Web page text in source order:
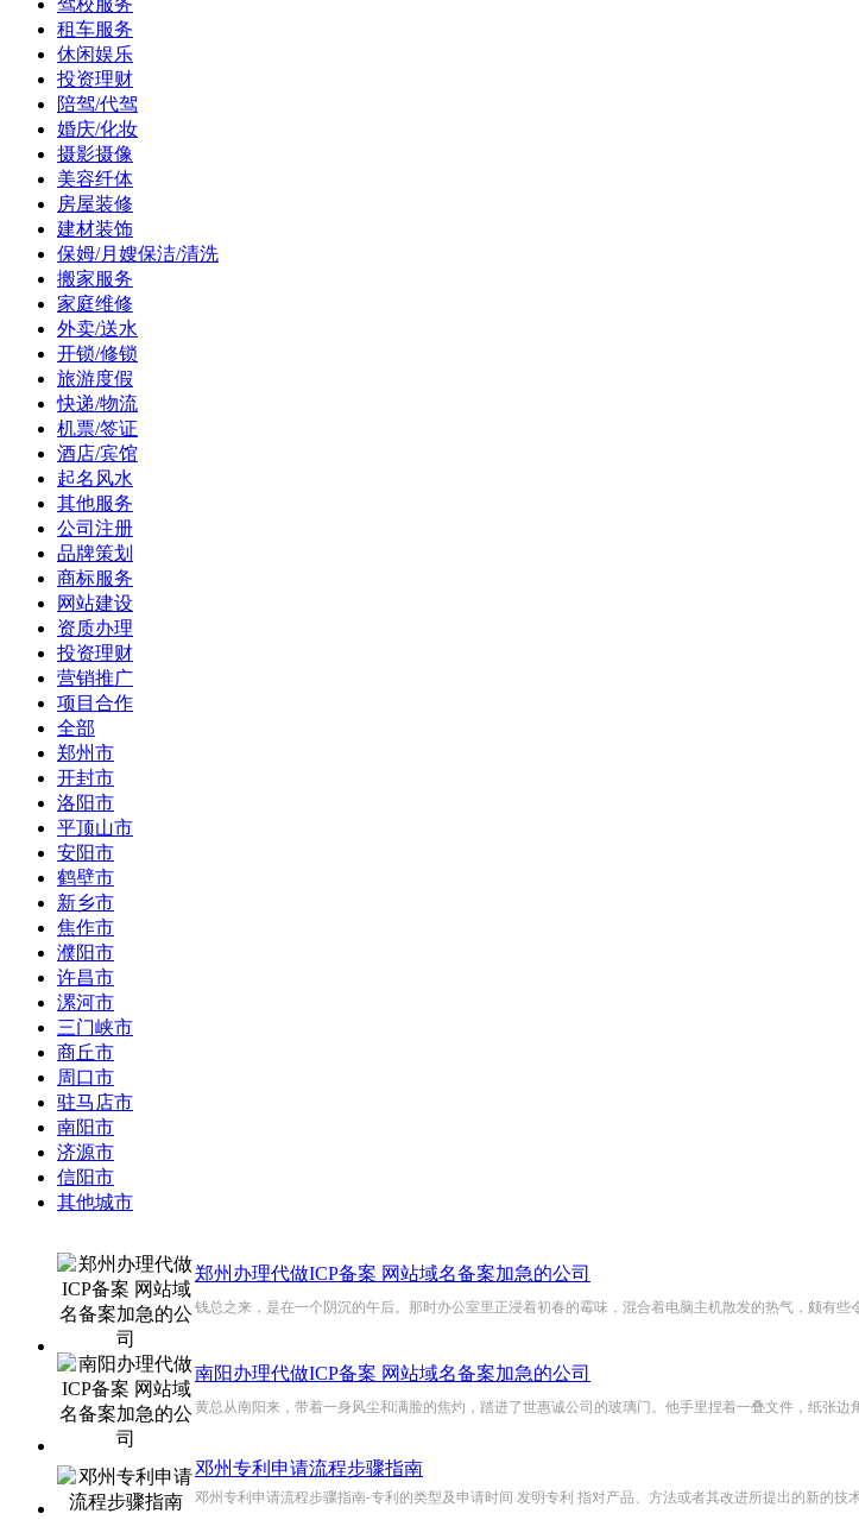
驾校服务
租车服务
休闲娱乐
投资理财
陪驾/代驾
婚庆/化妆
摄影摄像
美容纤体
房屋装修
建材装饰
保姆/月嫂保洁/清洗
搬家服务
家庭维修
外卖/送水
开锁/修锁
旅游度假
快递/物流
机票/签证
酒店/宾馆
起名风水
其他服务
公司注册
品牌策划
商标服务
网站建设
资质办理
投资理财
营销推广
项目合作
全部
郑州市
开封市
洛阳市
平顶山市
安阳市
鹤壁市
新乡市
焦作市
濮阳市
许昌市
漯河市
三门峡市
商丘市
周口市
驻马店市
南阳市
济源市
信阳市
其他城市
郑州办理代做ICP备案 网站域名备案加急的公司
钱总之来，是在一个阴沉的午后。那时办公室里正浸着初春的霉味，混合着电脑主机散发的热气，颇有
南阳办理代做ICP备案 网站域名备案加急的公司
黄总从南阳来，带着一身风尘和满脸的焦灼，踏进了世惠诚公司的玻璃门。他手里捏着一叠文件，纸张
邓州专利申请流程步骤指南
邓州专利申请流程步骤指南-专利的类型及申请时间 发明专利 指对产品、方法或者其改进所提出的新的技